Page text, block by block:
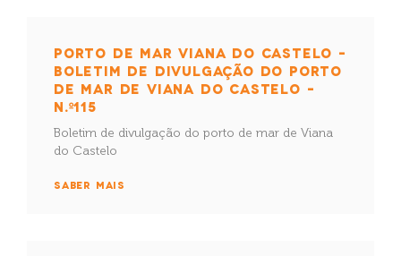
PORTO DE MAR VIANA DO CASTELO –
BOLETIM DE DIVULGAÇÃO DO PORTO
DE MAR DE VIANA DO CASTELO –
N.º115
Boletim de divulgação do porto de mar de Viana
do Castelo
SABER MAIS